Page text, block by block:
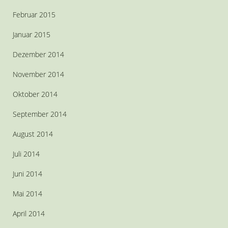
Februar 2015
Januar 2015
Dezember 2014
November 2014
Oktober 2014
September 2014
August 2014
Juli 2014
Juni 2014
Mai 2014
April 2014